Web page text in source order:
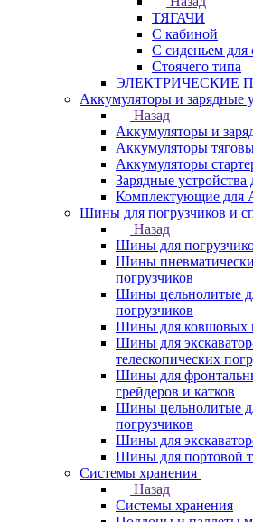
ТЯГАЧИ
С кабиной
С сиденьем для
Стоячего типа
ЭЛЕКТРИЧЕСКИЕ
Аккумуляторы и зарядные
Назад
Аккумуляторы и
Аккумуляторы
Аккумуляторы
Зарядные
Комплектующие для
Шины для погрузчиков и
Назад
Шины для
Шины
погрузчиков
Шины цельнолитые
погрузчиков
Шины для ковшовых
Шины для
телескопических
Шины для
грейдеров и катков
Шины цельнолитые
погрузчиков
Шины для
Шины для портовой
Системы хранения
Назад
Системы хранения